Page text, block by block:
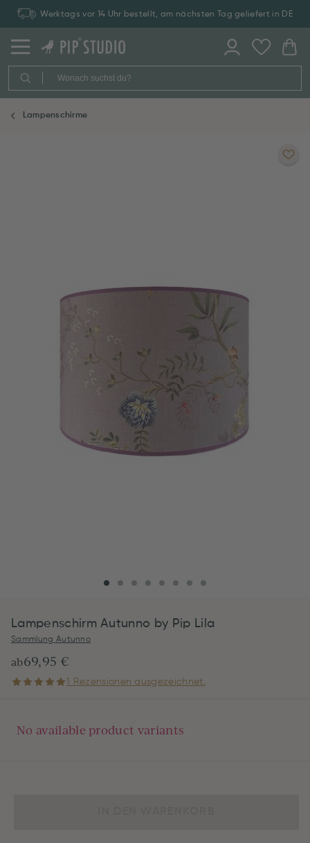
Werktags vor 14 Uhr bestellt, am nächsten Tag geliefert in DE
Lampenschirme
Lampenschirm Autunno by Pip Lila
Sammlung Autunno
ab69,95 €
1 Rezensionen ausgezeichnet.
No available product variants